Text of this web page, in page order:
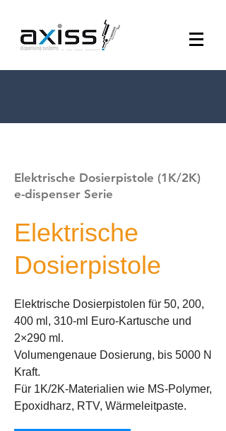
Elektrische Dosierpistole (1K/2K)
e-dispenser Serie
Elektrische
Dosierpistole
Elektrische Dosierpistolen für 50, 200,
400 ml, 310-ml Euro-Kartusche und
2×290 ml.
Volumengenaue Dosierung, bis 5000 N
Kraft.
Für 1K/2K-Materialien wie MS-Polymer,
Epoxidharz, RTV, Wärmeleitpaste.